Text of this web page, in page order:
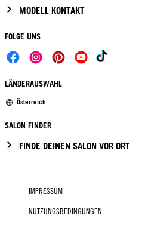
MODELL KONTAKT
FOLGE UNS
LÄNDERAUSWAHL
Österreich
SALON FINDER
FINDE DEINEN SALON VOR ORT
IMPRESSUM
NUTZUNGSBEDINGUNGEN